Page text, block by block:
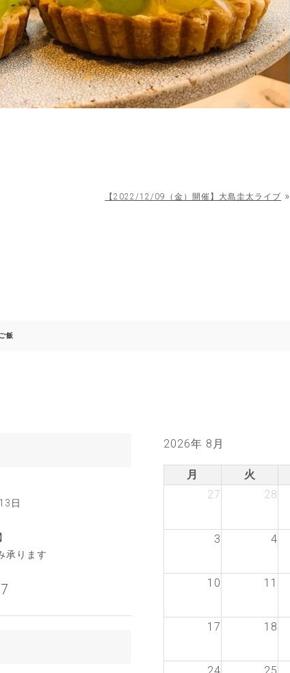
【2022/12/09（金）開催】大島圭太ライブ »
飯
日
承ります
2026年 8月
月 火
27
28
3 4
10 11
17 18